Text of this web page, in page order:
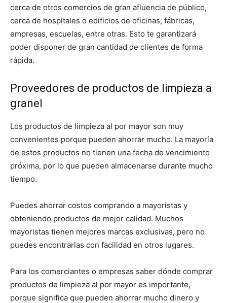
cerca de otros comercios de gran afluencia de público,
cerca de hospitales o edificios de oficinas, fábricas,
empresas, escuelas, entre otras. Esto te garantizará
poder disponer de gran cantidad de clientes de forma
rápida.
Proveedores de productos de limpieza a
granel
Los productos de limpieza al por mayor son muy
convenientes porque pueden ahorrar mucho. La mayoría
de estos productos no tienen una fecha de vencimiento
próxima, por lo que pueden almacenarse durante mucho
tiempo.
Puedes ahorrar costos comprando a mayoristas y
obteniendo productos de mejor calidad. Muchos
mayoristas tienen mejores marcas exclusivas, pero no
puedes encontrarlas con facilidad en otros lugares.
Para los comerciantes o empresas saber dónde comprar
productos de limpieza al por mayor es importante,
porque significa que pueden ahorrar mucho dinero y